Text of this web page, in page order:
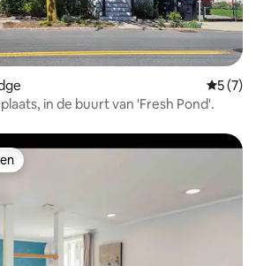
5 (7)
in de buurt van 'Fresh Pond'.